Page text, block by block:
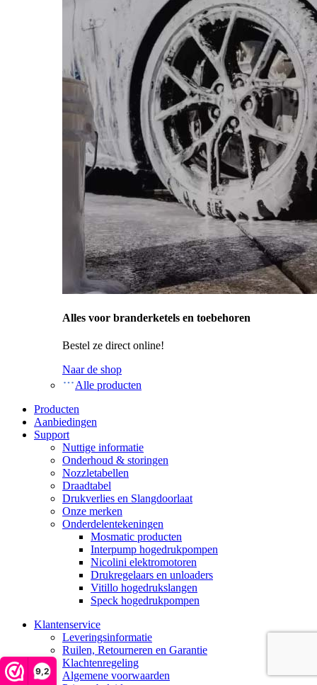
9,2
Alles voor branderketels en toebehoren
Bestel ze direct online!
Naar de shop
Alle producten
Producten
Aanbiedingen
Support
Nuttige informatie
Onderhoud & storingen
Nozzletabellen
Draadtabel
Drukverlies en Slangdoorlaat
Onze merken
Onderdelentekeningen
Mosmatic producten
Interpump hogedrukpompen
Nicolini elektromotoren
Drukregelaars en unloaders
Vitillo hogedrukslangen
Speck hogedrukpompen
Klantenservice
Leveringsinformatie
Ruilen, Retourneren en Garantie
Klachtenregeling
Algemene voorwaarden